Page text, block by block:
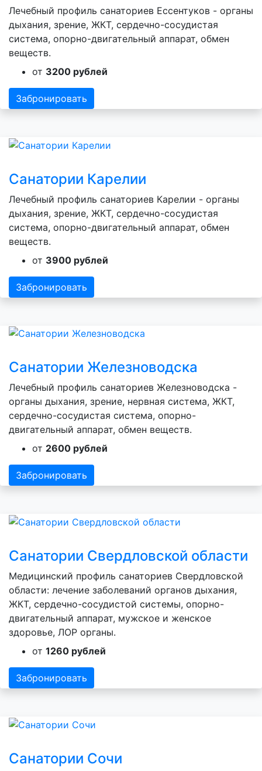
Лечебный профиль санаториев Ессентуков - органы
дыхания, зрение, ЖКТ, сердечно-сосудистая
система, опорно-двигательный аппарат, обмен
веществ.
от 3200 рублей
Забронировать
Санатории Карелии
Лечебный профиль санаториев Карелии - органы
дыхания, зрение, ЖКТ, сердечно-сосудистая
система, опорно-двигательный аппарат, обмен
веществ.
от 3900 рублей
Забронировать
Санатории Железноводска
Лечебный профиль санаториев Железноводска -
органы дыхания, зрение, нервная система, ЖКТ,
сердечно-сосудистая система, опорно-
двигательный аппарат, обмен веществ.
от 2600 рублей
Забронировать
Санатории Свердловской области
Медицинский профиль санаториев Свердловской
области: лечение заболеваний органов дыхания,
ЖКТ, сердечно-сосудистой системы, опорно-
двигательный аппарат, мужское и женское
здоровье, ЛОР органы.
от 1260 рублей
Забронировать
Санатории Сочи